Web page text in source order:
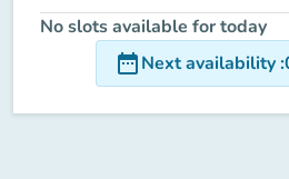
No slots available for today
date_rangeNext availability: